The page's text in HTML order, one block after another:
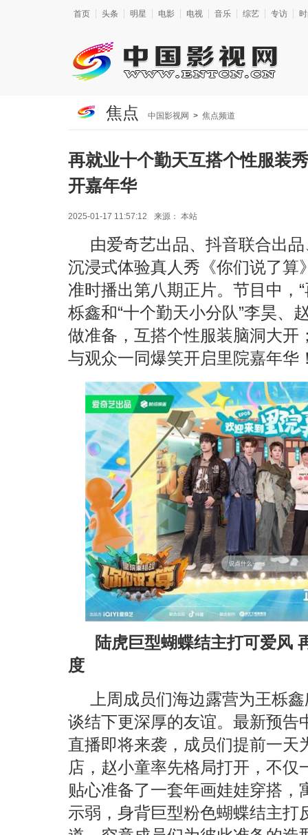
首页 头条 明星 电影 电视 音乐 综艺 专访
焦点 中国影视网 > 焦点频道
再就业十个勤天互搭个性服装
开嘉年华
2025-01-17 11:57:12 来源： 本站
由爱奇艺出品、抖音联合出
沉浸式体验真人秀《你们说了算
准时播出第八期正片。节目中，
栎鑫和“十个勤天小分队”李昊、
做准备，互搭个性服装脑洞大开
与观众一同爆笑开启里院嘉年华
陆虎巨型蝴蝶结主打可爱风
度
上周成员们海边露营为王栎
谈结下更深厚的友谊。最新预告
直播即将来袭，成员们提前一天
店，赵小童率先格局打开，不
贴心准备了一套年画娃娃穿搭
示弱，身背巨型粉色蝴蝶结主打